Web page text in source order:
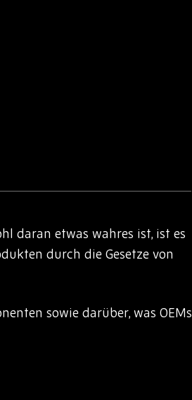
daran etwas wahres ist, ist es
durch die Gesetze von
sowie darüber, was OEMs